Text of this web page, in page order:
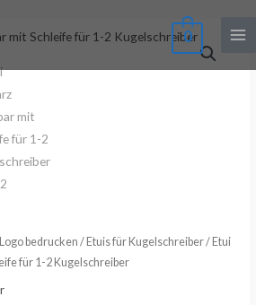
0
bedrucken /Etuis für Kugelschreiber/ Etui
für 1-2 Kugelschreiber
Preisspanne:
€1,96
bis
€195,50